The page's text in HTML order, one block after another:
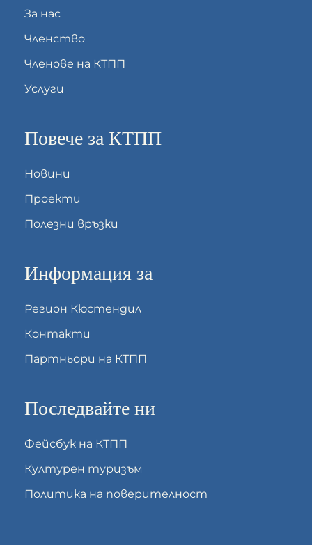
За нас
Членство
Членове на КТПП
Услуги
Повече за КТПП
Новини
Проекти
Полезни връзки
Информация за
Регион Кюстендил
Контакти
Партньори на КТПП
Последвайте ни
Фейсбук на КТПП
Културен туризъм
Политика на поверителност